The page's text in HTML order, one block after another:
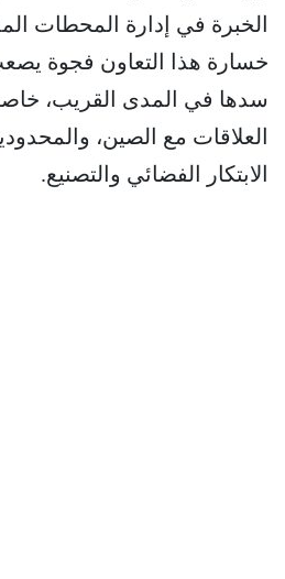
الخبرة في إدارة المحطات
خسارة هذا التعاون فجوة
سدها في المدى القريب،
العلاقات مع الصين،
الابتكار الفضائي والتصنيع.